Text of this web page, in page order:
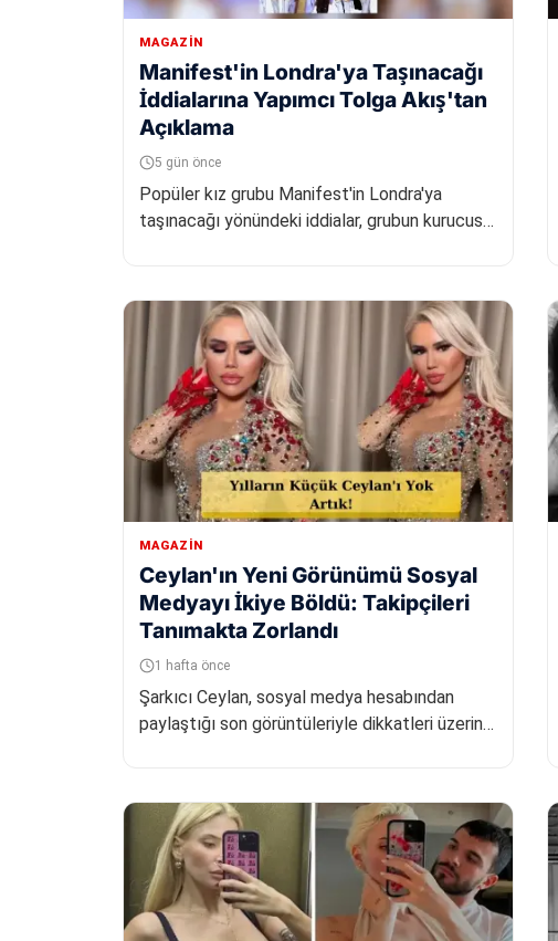
MAGAZIN
Manifest'in Londra'ya Taşınacağı
İddialarına Yapımcı Tolga Akış'tan
Açıklama
5 gün önce
Popüler kız grubu Manifest'in Londra'ya
taşınacağı yönündeki iddialar, grubun kurucusu
MAGAZIN
Ceylan'ın Yeni Görünümü Sosyal
Medyayı İkiye Böldü: Takipçileri
Tanımakta Zorlandı
1 hafta önce
Şarkıcı Ceylan, sosyal medya hesabından
paylaştığı son görüntüleriyle dikkatleri üzerine